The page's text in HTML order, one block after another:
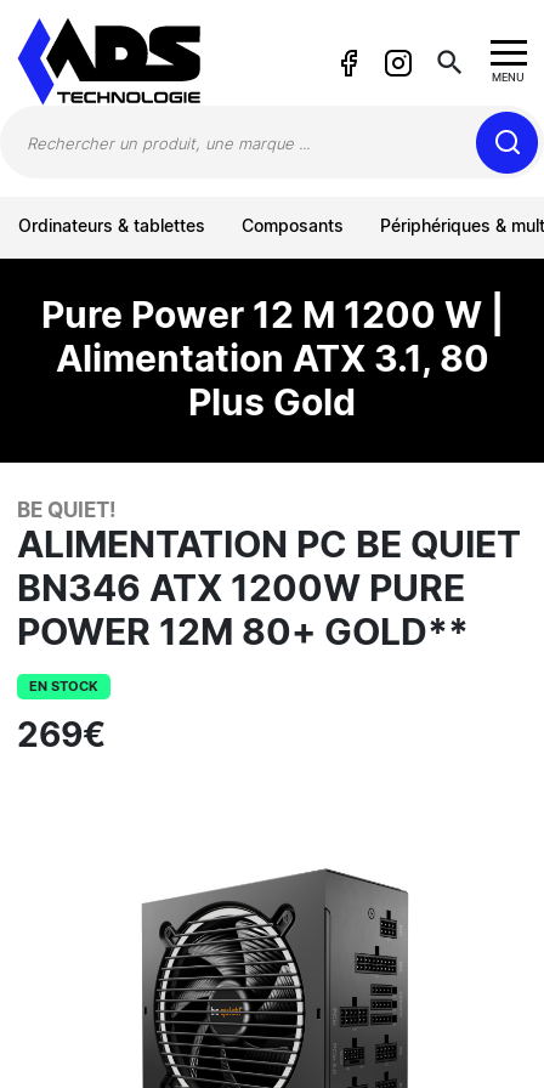
search MENU
Ordinateurs & tablettes Composants Périphériques &
Pure Power 12 M 1200 W |
Alimentation ATX 3.1, 80
Plus Gold
BE QUIET!
ALIMENTATION PC BE QUIET
BN346 ATX 1200W PURE
POWER 12M 80+ GOLD**
EN STOCK
269€